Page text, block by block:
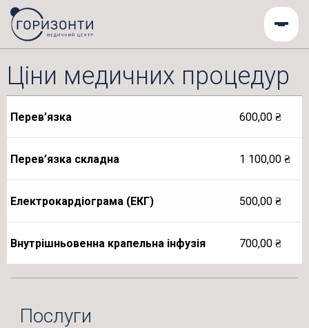
Ціни медичних процедур
Перев’язка 600,00 ₴
Перев’язка складна 1 100,00 ₴
Електрокардіограма (ЕКГ) 500,00 ₴
Внутрішньовенна крапельна інфузія 700,00 ₴
Послуги